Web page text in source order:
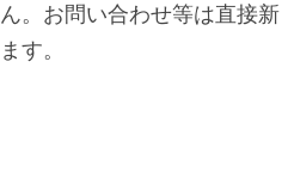
。お問い合わせ等は直接新
す。